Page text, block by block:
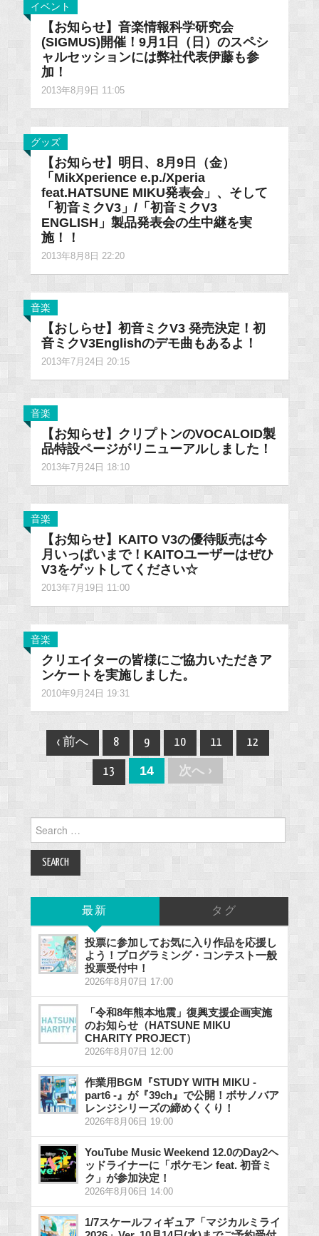
イベント
【お知らせ】音楽情報科学研究会
(SIGMUS)開催！9月1日（日）のスペシ
ャルセッションには弊社代表伊藤も参
加！
2013年8月9日 11:05
グッズ
【お知らせ】明日、8月9日（金）
「MikXperience e.p./Xperia
feat.HATSUNE MIKU発表会」、そして
「初音ミクV3」/「初音ミクV3
ENGLISH」製品発表会の生中継を実
施！！
2013年8月8日 22:20
音楽
【おしらせ】初音ミクV3 発売決定！初
音ミクV3Englishのデモ曲もあるよ！
2013年7月24日 20:15
音楽
【お知らせ】クリプトンのVOCALOID製
品特設ページがリニューアルしました！
2013年7月24日 18:10
音楽
【お知らせ】KAITO V3の優待販売は今
月いっぱいまで！KAITOユーザーはぜひ
V3をゲットしてください☆
2013年7月19日 11:00
音楽
クリエイターの皆様にご協力いただきア
ンケートを実施しました。
2010年9月24日 19:31
Post
navigation
‹ 前へ 8 9 10 11 12
13 14 次へ ›
Search
for:
最新 タグ
投票に参加してお気に入り作品を応援し
よう！プログラミング・コンテスト一般
投票受付中！
2026年8月07日 17:00
「令和8年熊本地震」復興支援企画実施
のお知らせ（HATSUNE MIKU
CHARITY PROJECT）
2026年8月07日 12:00
作業用BGM『STUDY WITH MIKU -
part6 -』が『39ch』で公開！ボサノバア
レンジシリーズの締めくくり！
2026年8月06日 19:00
YouTube Music Weekend 12.0のDay2ヘ
ッドライナーに「ポケモン feat. 初音ミ
ク」が参加決定！
2026年8月06日 14:00
1/7スケールフィギュア「マジカルミライ